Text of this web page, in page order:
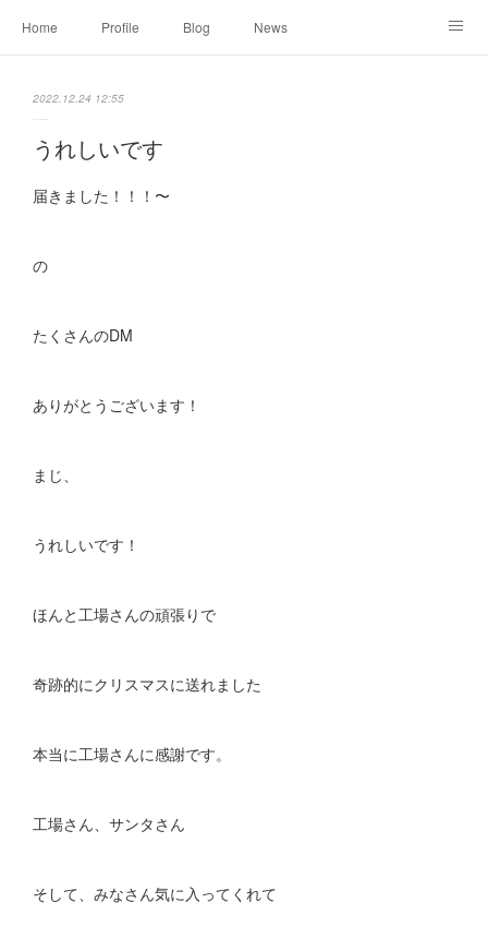
Home Profile Blog News
2022.12.24 12:55
うれしいです
届きました！！！〜
の
たくさんのDM
ありがとうございます！
まじ、
うれしいです！
ほんと工場さんの頑張りで
奇跡的にクリスマスに送れました
本当に工場さんに感謝です。
工場さん、サンタさん
そして、みなさん気に入ってくれて